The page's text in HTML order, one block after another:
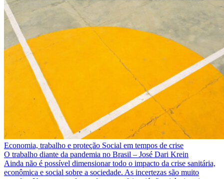
Economia, trabalho e proteção Social em tempos de crise
O trabalho diante da pandemia no Brasil – José Dari Krein
Ainda não é possível dimensionar todo o impacto da crise sanitária,
econômica e social sobre a sociedade. As incertezas são muito